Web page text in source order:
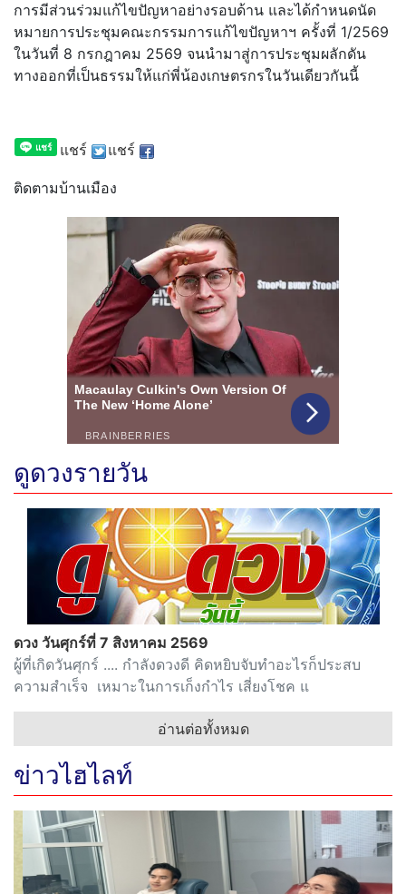
การมีส่วนร่วมแก้ไขปัญหาอย่างรอบด้าน และได้กำหนดนัด
หมายการประชุมคณะกรรมการแก้ไขปัญหาฯ ครั้งที่ 1/2569
ในวันที่ 8 กรกฎาคม 2569 จนนำมาสู่การประชุมผลักดัน
ทางออกที่เป็นธรรมให้แก่พี่น้องเกษตรกรในวันเดียวกันนี้
แชร์ แชร์
ติดตามบ้านเมือง
ดูดวงรายวัน
ดวง วันศุกร์ที่ 7 สิงหาคม 2569
ผู้ที่เกิดวันศุกร์ .... กำลังดวงดี คิดหยิบจับทำอะไรก็ประสบ
ความสำเร็จ เหมาะในการเก็งกำไร เสี่ยงโชค แ
อ่านต่อทั้งหมด
ข่าวไฮไลท์